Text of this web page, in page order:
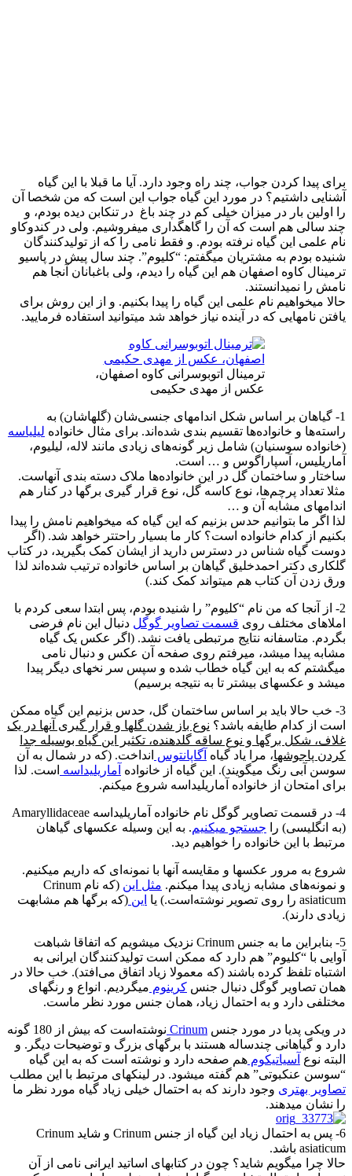
برای پیدا کردن جواب، چند راه وجود دارد. آیا ما قبلا با این گیاه
آشنایی داشتیم؟ در مورد این گیاه جواب این است که من شخصا آن
را اولین بار در میزان خیلی کم در چند باغ در تنکابن دیده بودم، و
چند سالی هم است که آن را گاهگداری میفروشیم. ولی در کندوکاو
نام علمی این گیاه نرفته بودم. و فقط نامی را که از تولیدکنندگان
شنیده بودم به مشتریان میگفتم: “کلیوم”. چند سال پیش در پاسیو
ترمینال کاوه اصفهان هم این گیاه را دیدم، ولی باغبانان آنجا هم
نامش را نمیدانستند.
حالا میخواهیم نام علمی این گیاه را پیدا بکنیم. و از این روش برای
یافتن نامهایی که در آینده نیاز خواهد شد میتوانید استفاده فرمایید.
ترمینال اتوبوسرانی کاوه اصفهان،
عکس از مهدی حکیمی
1- گیاهان بر اساس شکل اندامهای جنسی‌شان (گلهاشان) به
راسته‌ها و خانواده‌ها تقسیم بندی شده‌اند. برای مثال خانواده لیلیاسه
(خانواده سوسنیان) شامل زیر گونه‌های زیادی مانند لاله، لیلیوم،
آماریلیس، آسپاراگوس و … است.
ساختار و ساختمان گل در این خانواده‌ها ملاک دسته بندی آنهاست.
مثلا تعداد پرچم‌ها، نوع کاسه گل، نوع قرار گیری برگها در کنار هم
اندامهای مشابه آن و …
لذا اگر ما بتوانیم حدس بزنیم که این گیاه که میخواهیم نامش را پیدا
بکنیم از کدام خانواده است؟ کار ما بسیار راحتتر خواهد شد. (اگر
دوست گیاه شناس در دسترس دارید از ایشان کمک بگیرید، در کتاب
گلکاری دکتر احمدخلیق گیاهان بر اساس خانواده ترتیب شده‌اند لذا
ورق زدن آن کتاب هم میتواند کمک کند.)
2- از آنجا که من نام “کلیوم” را شنیده بودم، پس ابتدا سعی کردم با
املاهای مختلف روی قسمت تصاویر گوگل دنبال این نام فرضی
بگردم. متاسفانه نتایج مرتبطی یافت نشد. (اگر عکس یک گیاه
مشابه پیدا میشد، میرفتم روی صفحه آن عکس و دنبال نامی
میگشتم که به این گیاه خطاب شده و سپس سر نخهای دیگر پیدا
میشد و عکسهای بیشتر تا به نتیجه برسیم)
3- خب حالا باید بر اساس ساختمان گل، حدس بزنیم این گیاه ممکن
است از کدام طایفه باشد؟ نوع باز شدن گلها و قرار گیری آنها در یک
غلاف، شکل برگها و نوع ساقه گلدهنده، تکثیر این گیاه بوسیله جدا
کردن پاجوشها، مرا یاد گیاه آگاپانتوس انداخت. (که در شمال به آن
سوسن آبی رنگ میگویند). این گیاه از خانواده آماریلیداسه است. لذا
برای امتحان از خانواده آماریلیداسه شروع میکنم.
4- در قسمت تصاویر گوگل نام خانواده آماریلیداسه Amaryllidaceae
(به انگلیسی) را جستجو میکنیم. به این وسیله عکسهای گیاهان
مرتبط با این خانواده را خواهیم دید.
شروع به مرور عکسها و مقایسه آنها با نمونه‌ای که داریم میکنیم.
و نمونه‌های مشابه زیادی پیدا میکنم. مثل این
(که نام Crinum
asiaticum را روی تصویر نوشته‌است.) یا
این (که برگها هم مشابهت
زیادی دارند).
5- بنابراین ما به جنس Crinum نزدیک میشویم که اتفاقا شباهت
آوایی با “کلیوم” هم دارد که ممکن است تولیدکنندگان ایرانی به
اشتباه تلفظ کرده باشند (که معمولا زیاد اتفاق می‌افتد). خب حالا در
همان تصاویر گوگل دنبال جنس کرینوم میگردیم. انواع و رنگهای
مختلفی دارد و به احتمال زیاد، همان جنس مورد نظر ماست.
در ویکی پدیا در مورد جنس Crinum
نوشته‌است که بیش از 180 گونه
دارد و گیاهانی چندساله هستند با برگهای بزرگ و توضیحات دیگر. و
البته نوع آسیاتیکوم هم صفحه دارد و نوشته است که به این گیاه
“سوسن عنکبوتی” هم گفته میشود. در لینکهای مرتبط با این مطلب
تصاویر بهتری وجود دارند که به احتمال خیلی زیاد گیاه مورد نظر ما
را نشان میدهند.
6- پس به احتمال زیاد این گیاه از جنس Crinum و شاید Crinum
asiaticum باشد.
حالا چرا میگویم شاید؟ چون در کتابهای اساتید ایرانی نامی از آن